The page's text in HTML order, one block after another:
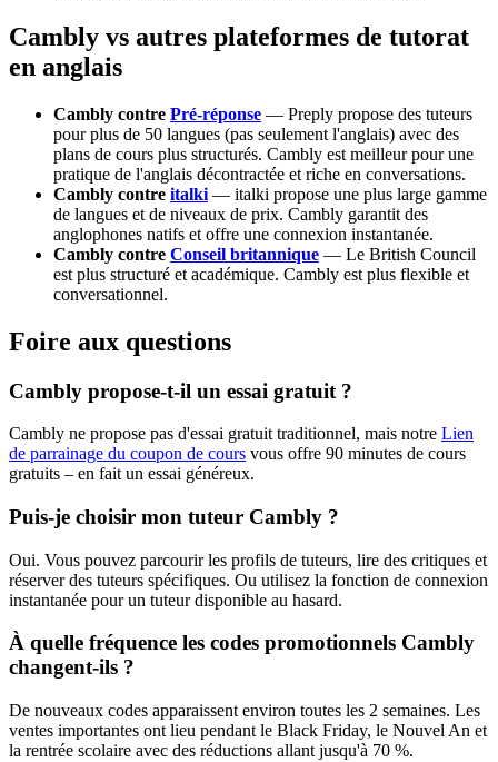
Cambly vs autres plateformes de tutorat
en anglais
Cambly contre Pré-réponse — Preply propose des tuteurs
pour plus de 50 langues (pas seulement l'anglais) avec des
plans de cours plus structurés. Cambly est meilleur pour une
pratique de l'anglais décontractée et riche en conversations.
Cambly contre italki — italki propose une plus large gamme
de langues et de niveaux de prix. Cambly garantit des
anglophones natifs et offre une connexion instantanée.
Cambly contre Conseil britannique — Le British Council
est plus structuré et académique. Cambly est plus flexible et
conversationnel.
Foire aux questions
Cambly propose-t-il un essai gratuit ?
Cambly ne propose pas d'essai gratuit traditionnel, mais notre Lien
de parrainage du coupon de cours vous offre 90 minutes de cours
gratuits – en fait un essai généreux.
Puis-je choisir mon tuteur Cambly ?
Oui. Vous pouvez parcourir les profils de tuteurs, lire des critiques et
réserver des tuteurs spécifiques. Ou utilisez la fonction de connexion
instantanée pour un tuteur disponible au hasard.
À quelle fréquence les codes promotionnels Cambly
changent-ils ?
De nouveaux codes apparaissent environ toutes les 2 semaines. Les
ventes importantes ont lieu pendant le Black Friday, le Nouvel An et
la rentrée scolaire avec des réductions allant jusqu'à 70 %.